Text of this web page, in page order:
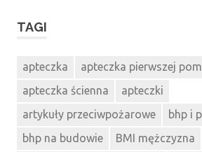
TAGI
apteczka
apteczka pierwszej
apteczka ścienna
apteczki
artykuły przeciwpożarowe
bhp i
bhp na budowie
BMI mężczyzna